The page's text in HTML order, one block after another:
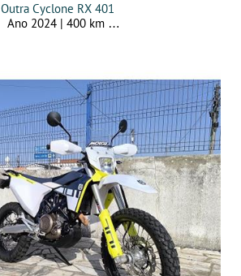
Outra Cyclone RX 401
Ano 2024 | 400 km